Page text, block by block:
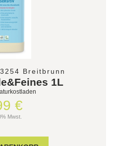
Breitbrunn
1L
€
Mwst.